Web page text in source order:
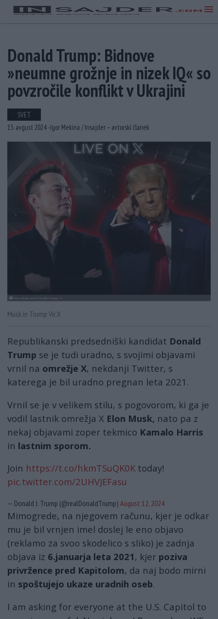
Donald Trump: Bidnove
»neumne grožnje in nizek IQ« so
povzročile konflikt v Ukrajini
SVET
13. avgust 2024 -Igor Mekina /Insajder – avtorski članek
Musk in Trump Vir:X
Republikanski predsedniški kandidat Donald
Trump se je tudi uradno, s svojimi objavami
vrnil na omrežje X, nekdanji Twitter, s
katerega je bil uradno pregnan leta 2021.
Vrnil se je v velikem stilu, s pogovorom, ki ga je
vodil lastnik omrežja X Elon Musk, nato pa z
nekaj objavami zoper tekmico Kamalo Harris
in lastnim sporom.
Join https://t.co/hkmTSuQK0K today!
pic.twitter.com/2UHVJEFasu
— Donald J. Trump (@realDonaldTrump) August 12, 2024
Mimogrede, na njegovem računu, kjer je odkar
mu je bil vrnjen imel doslej le eno objavo
(reklamo za svoo skodelico s sliko) je zadnja
objava iz 6.januarja leta 2021, kjer poziva
privržence pred Kapitolom, da naj bodo mirni
in spoštujejo ukaze uradnih oseb.
I am asking for everyone at the U.S. Capitol to